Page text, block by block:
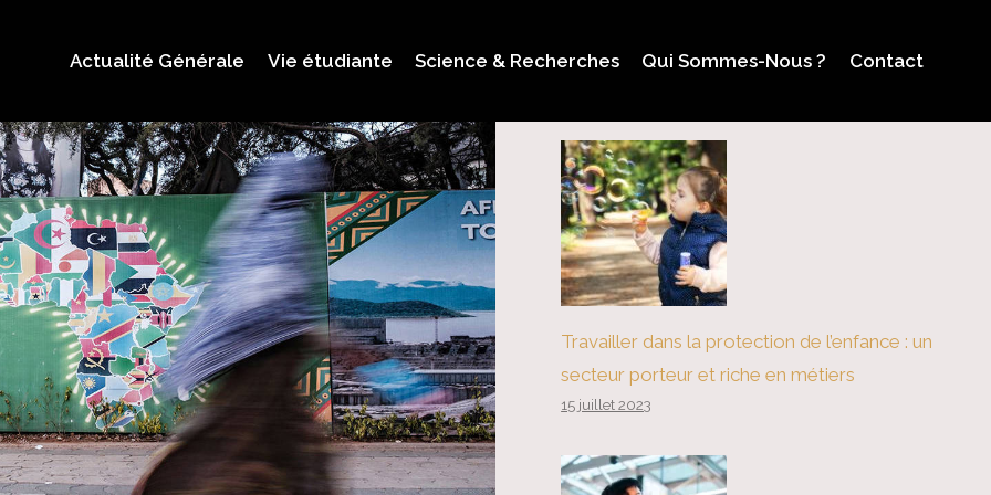
Actualité Générale Vie étudiante Science & Recherches Qui Sommes-Nous ? Contact
Travailler dans la protection de l’enfance : un
secteur porteur et riche en métiers
15 juillet 2023